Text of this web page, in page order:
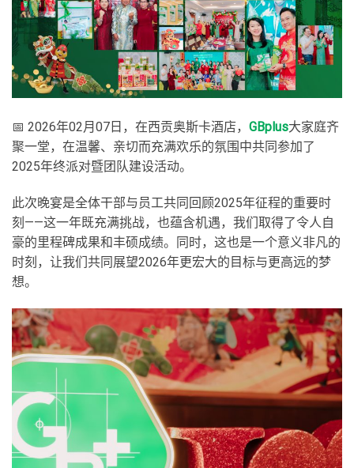
📅 2026年02月07日，在西贡奥斯卡酒店， GBplus大家庭齐
聚一堂，在温馨、亲切而充满欢乐的氛围中共同参加了
2025年终派对暨团队建设活动。
此次晚宴是全体干部与员工共同回顾2025年征程的重要时
刻——这一年既充满挑战，也蕴含机遇，我们取得了令人自
豪的里程碑成果和丰硕成绩。同时，这也是一个意义非凡的
时刻，让我们共同展望2026年更宏大的目标与更高远的梦
想。